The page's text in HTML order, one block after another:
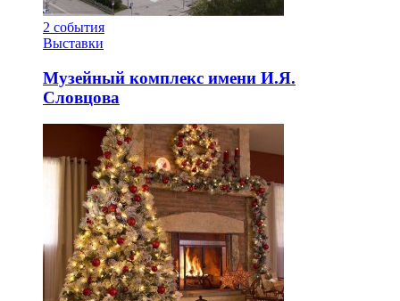
2 события
Выставки
Музейный комплекс имени И.Я.
Словцова